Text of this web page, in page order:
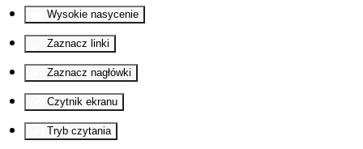
Wysokie nasycenie
Zaznacz linki
Zaznacz nagłówki
Czytnik ekranu
Tryb czytania